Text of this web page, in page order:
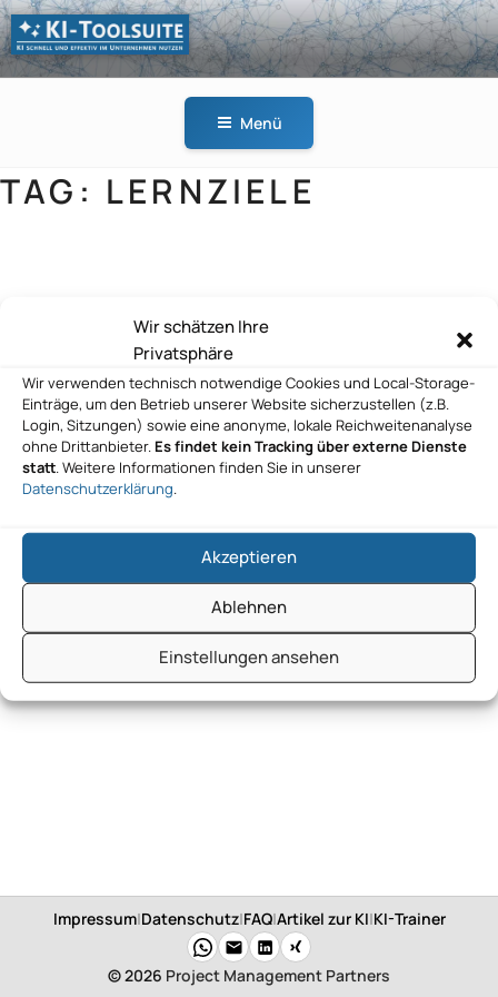
Wir schätzen Ihre
Privatsphäre
Wir verwenden technisch notwendige Cookies und Local-Storage-
Einträge, um den Betrieb unserer Website sicherzustellen (z.B.
Login, Sitzungen) sowie eine anonyme, lokale Reichweitenanalyse
ohne Drittanbieter. Es findet kein Tracking über externe Dienste
statt. Weitere Informationen finden Sie in unserer
Datenschutzerklärung.
Akzeptieren
Ablehnen
Einstellungen ansehen
Zum
Inhalt
springen
KI-
Menü
TAG: LERNZIELE
Impressum|Datenschutz|FAQ|Artikel zur KI|KI-Trainer
© 2026 Project Management Partners